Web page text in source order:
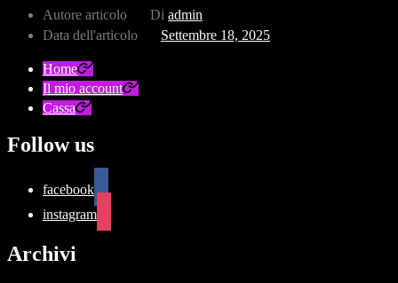
Autore articolo Di admin
Data dell'articolo
Settembre 18, 2025
Home
Il mio account
Cassa
Follow us
facebook
instagram
Archivi